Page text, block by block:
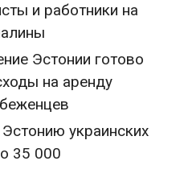
и работники на
Эстонии готово
на аренду
украинских
35 000